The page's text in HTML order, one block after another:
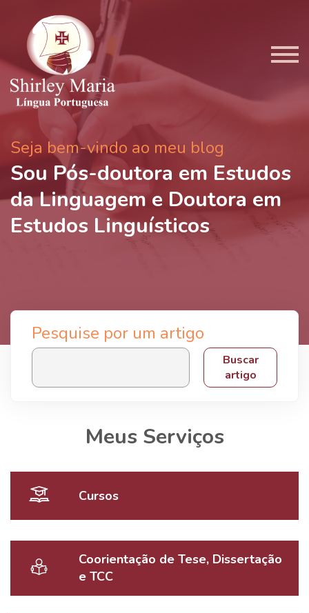
Seja bem-vindo ao meu blog
Sou Pós-doutora em Estudos
da Linguagem e Doutora em
Estudos Linguísticos
Pesquise por um artigo
Buscar
artigo
Meus Serviços
Cursos
Coorientação de Tese, Dissertação
e TCC